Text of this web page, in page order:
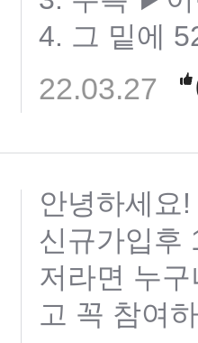
4. 그 밑에
22.03.27
안녕하세요!
신규가입후
저라면 누
고 꼭 참여